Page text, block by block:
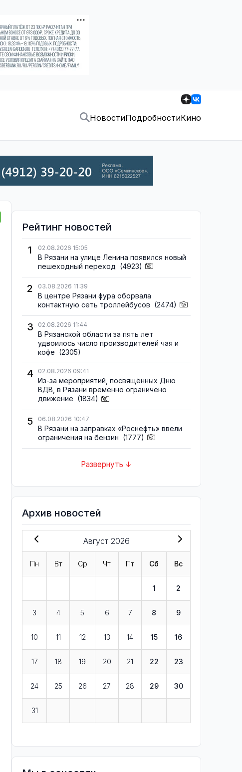
НовостиПодробностиКино
Рейтинг новостей
1
02.08.2026 15:05
В Рязани на улице Ленина появился новый
пешеходный переход (4923)
2 03.08.2026 11:39
В центре Рязани фура оборвала
контактную сеть троллейбусов (2474)
3 02.08.2026 11:44
В Рязанской области за пять лет
удвоилось число производителей чая и
кофе (2305)
4 02.08.2026 09:41
Из-за мероприятий, посвящённых Дню
ВДВ, в Рязани временно ограничено
движение (1834)
5 06.08.2026 10:47
В Рязани на заправках «Роснефть» ввели
ограничения на бензин (1777)
Развернуть ↓
Архив новостей
Август 2026
Пн Вт Ср Чт Пт Сб Вс
1 2
3 4 5 6 7 8 9
10 11 12 13 14 15 16
17 18 19 20 21 22 23
24 25 26 27 28 29 30
31